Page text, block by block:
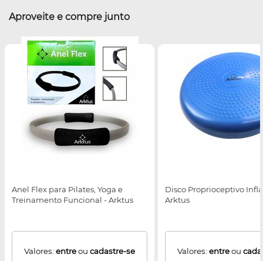
Aproveite e compre junto
Anel Flex para Pilates, Yoga e
Treinamento Funcional - Arktus
Valores: entreou cadastre-se
Disco Proprioceptivo
Arktus
Valores: entreou